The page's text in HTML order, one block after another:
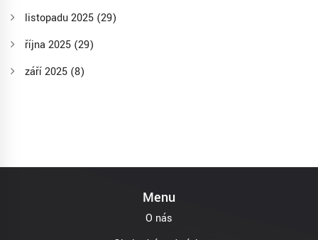
listopadu 2025 (29)
října 2025 (29)
září 2025 (8)
Menu
O nás